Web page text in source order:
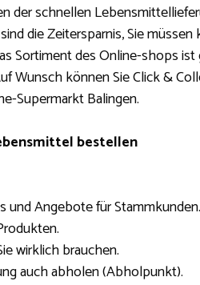
der schnellen
die Zeitersparnis, Sie
Sortiment des Online-shops
Wunsch können Sie Click &
Supermarkt Balingen.
bestellen
und Angebote für Stammkunden.
wirklich brauchen.
auch abholen (Abholpunkt).